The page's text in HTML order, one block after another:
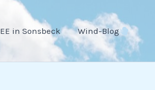
EE in Sonsbeck Wind-Blog